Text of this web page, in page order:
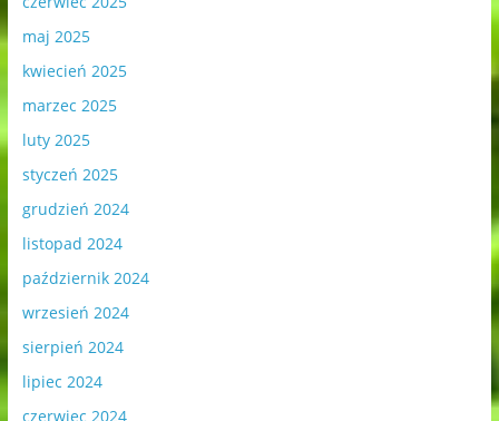
maj 2025
kwiecień 2025
marzec 2025
luty 2025
styczeń 2025
grudzień 2024
listopad 2024
październik 2024
wrzesień 2024
sierpień 2024
lipiec 2024
czerwiec 2024